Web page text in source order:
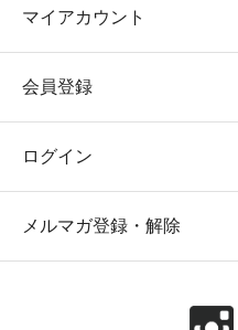
マイアカウント
会員登録
ログイン
メルマガ登録・解除